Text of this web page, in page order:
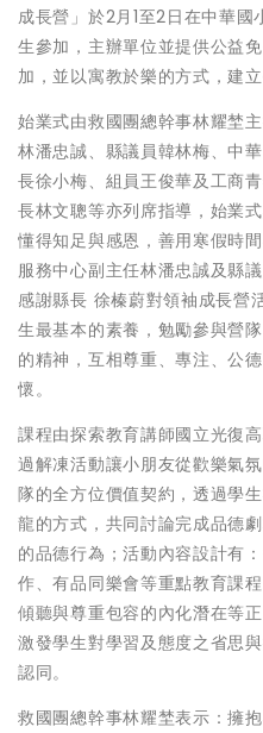
成長營」於2月1至2日在中華
生參加，主辦單位並提供公益
加，並以寓教於樂的方式，建
始業式由救國團總幹事林耀埜
林潘忠誠、縣議員韓林梅、中
長徐小梅、組員王俊華及工商
長林文聰等亦列席指導，始業
懂得知足與感恩，善用寒假時
服務中心副主任林潘忠誠及縣
感謝縣長 徐榛蔚對領袖成長營
生最基本的素養，勉勵參與營
的精神，互相尊重、專注、公
懷。
課程由探索教育講師國立光復
過解凍活動讓小朋友從歡樂氣
隊的全方位價值契約，透過學
龍的方式，共同討論完成品德
的品德行為；活動內容設計有
作、有品同樂會等重點教育課
傾聽與尊重包容的內化潛在等
激發學生對學習及態度之省思
認同。
救國團總幹事林耀埜表示：擁